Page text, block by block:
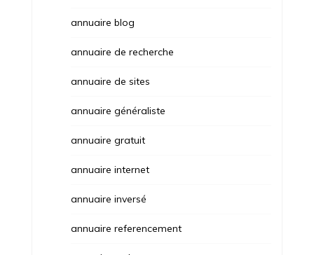
annuaire blog
annuaire de recherche
annuaire de sites
annuaire généraliste
annuaire gratuit
annuaire internet
annuaire inversé
annuaire referencement